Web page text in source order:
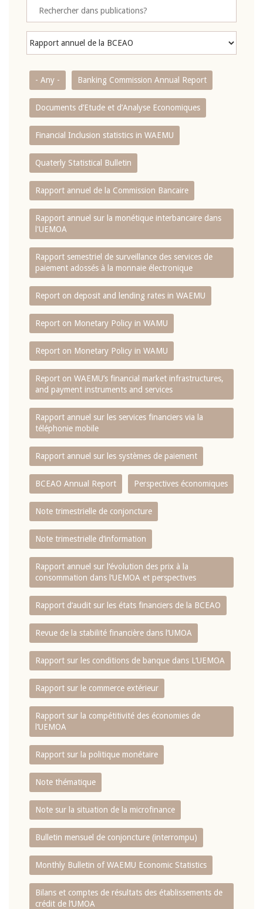
- Any - Banking Commission Annual Report
Documents d’Etude et d’Analyse Economiques
Financial Inclusion statistics in WAEMU
Quaterly Statistical Bulletin
Rapport annuel de la Commission Bancaire
Rapport annuel sur la monétique interbancaire dans
l'UEMOA
Rapport semestriel de surveillance des services de
paiement adossés à la monnaie électronique
Report on deposit and lending rates in WAEMU
Report on Monetary Policy in WAMU
Report on Monetary Policy in WAMU
Report on WAEMU’s financial market infrastructures,
and payment instruments and services
Rapport annuel sur les services financiers via la
téléphonie mobile
Rapport annuel sur les systèmes de paiement
BCEAO Annual Report Perspectives économiques
Note trimestrielle de conjoncture
Note trimestrielle d‘information
Rapport annuel sur l‘évolution des prix à la
consommation dans l‘UEMOA et perspectives
Rapport d‘audit sur les états financiers de la BCEAO
Revue de la stabilité financière dans l‘UMOA
Rapport sur les conditions de banque dans L‘UEMOA
Rapport sur le commerce extérieur
Rapport sur la compétitivité des économies de
l‘UEMOA
Rapport sur la politique monétaire
Note thématique
Note sur la situation de la microfinance
Bulletin mensuel de conjoncture (interrompu)
Monthly Bulletin of WAEMU Economic Statistics
Bilans et comptes de résultats des établissements de
crédit de l‘UMOA